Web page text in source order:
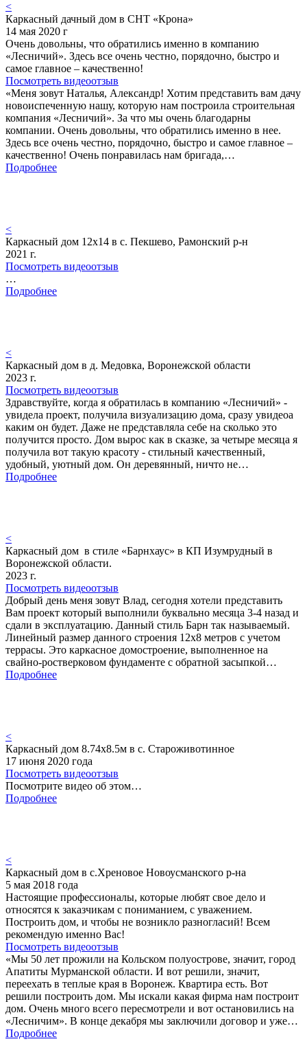
<
Каркасный дачный дом в СНТ «Крона»
14 мая 2020 г
Очень довольны, что обратились именно в компанию
«Лесничий». Здесь все очень честно, порядочно, быстро и
самое главное – качественно!
Посмотреть видеоотзыв
«Меня зовут Наталья, Александр! Хотим представить вам дачу
новоиспеченную нашу, которую нам построила строительная
компания «Лесничий». За что мы очень благодарны
компании. Очень довольны, что обратились именно в нее.
Здесь все очень честно, порядочно, быстро и самое главное –
качественно! Очень понравилась нам бригада,…
Подробнее
<
Каркасный дом 12х14 в с. Пекшево, Рамонский р-н
2021 г.
Посмотреть видеоотзыв
…
Подробнее
<
Каркасный дом в д. Медовка, Воронежской области
2023 г.
Посмотреть видеоотзыв
Здравствуйте, когда я обратилась в компанию «Лесничий» -
увидела проект, получила визуализацию дома, сразу увидеоа
каким он будет. Даже не представляла себе на сколько это
получится просто. Дом вырос как в сказке, за четыре месяца я
получила вот такую красоту - стильный качественный,
удобный, уютный дом. Он деревянный, ничто не…
Подробнее
<
Каркасный дом в стиле «Барнхаус» в КП Изумрудный в
Воронежской области.
2023 г.
Посмотреть видеоотзыв
Добрый день меня зовут Влад, сегодня хотели представить
Вам проект который выполнили буквально месяца 3-4 назад и
сдали в эксплуатацию. Данный стиль Барн так называемый.
Линейный размер данного строения 12х8 метров с учетом
террасы. Это каркасное домостроение, выполненное на
свайно-ростверковом фундаменте с обратной засыпкой…
Подробнее
<
Каркасный дом 8.74х8.5м в с. Староживотинное
17 июня 2020 года
Посмотреть видеоотзыв
Посмотрите видео об этом…
Подробнее
<
Каркасный дом в с.Хреновое Новоусманского р-на
5 мая 2018 года
Настоящие профессионалы, которые любят свое дело и
относятся к заказчикам с пониманием, с уважением.
Построить дом, и чтобы не возникло разногласий! Всем
рекомендую именно Вас!
Посмотреть видеоотзыв
«Мы 50 лет прожили на Кольском полуострове, значит, город
Апатиты Мурманской области. И вот решили, значит,
переехать в теплые края в Воронеж. Квартира есть. Вот
решили построить дом. Мы искали какая фирма нам построит
дом. Очень много всего пересмотрели и вот остановились на
«Лесничим». В конце декабря мы заключили договор и уже…
Подробнее